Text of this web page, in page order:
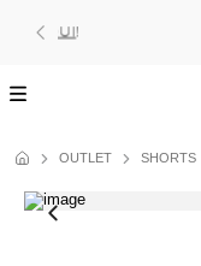
Pague no pix
6x
OUTLET SHORTS